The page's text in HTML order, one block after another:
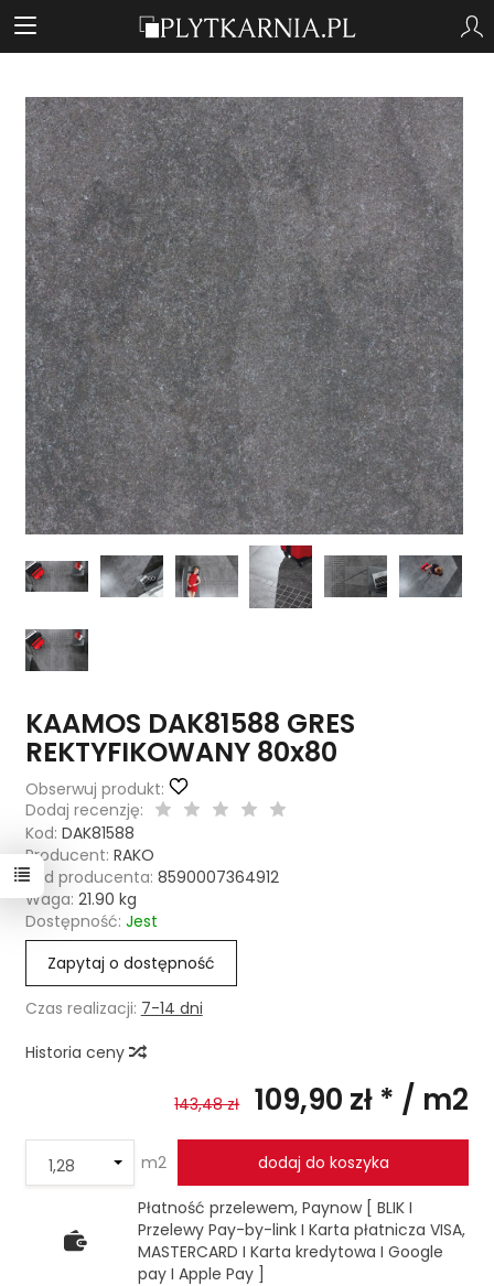
KAAMOS DAK81588 GRES
REKTYFIKOWANY 80x80
Obserwuj produkt:
Dodaj recenzję:
Kod: DAK81588
Producent: RAKO
Kod producenta: 8590007364912
Waga: 21.90 kg
Dostępność: Jest
Zapytaj o dostępność
Czas realizacji: 7-14 dni
Historia ceny
143,48 zł 109,90 zł * / m2
m2 dodaj do koszyka
Płatność przelewem, Paynow [ BLIK I
Przelewy Pay-by-link I Karta płatnicza VISA,
MASTERCARD I Karta kredytowa I Google
pay I Apple Pay ]